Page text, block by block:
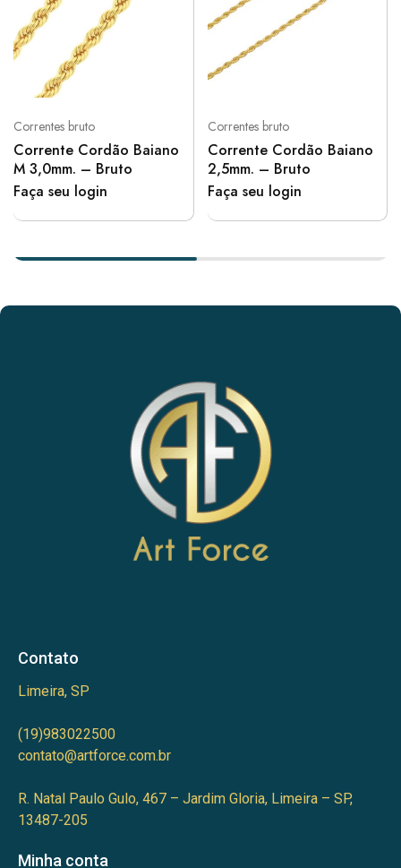
Correntes bruto
Corrente Cordão Baiano
M 3,0mm. – Bruto
Faça seu login
Correntes bruto
Corrente Cordão Baiano
2,5mm. – Bruto
Faça seu login
Contato
Limeira, SP
(19)983022500
contato@artforce.com.br
R. Natal Paulo Gulo, 467 – Jardim Gloria, Limeira – SP,
13487-205
Minha conta